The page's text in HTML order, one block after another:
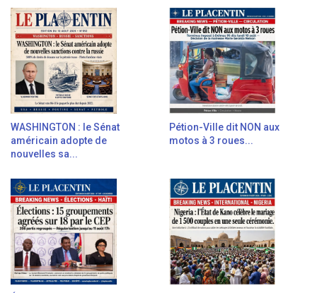
WASHINGTON : le Sénat
américain adopte de
nouvelles sa...
Pétion-Ville dit NON aux
motos à 3 roues...